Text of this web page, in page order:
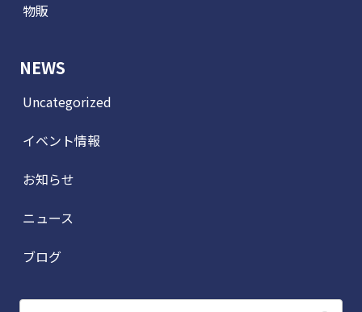
物販
NEWS
Uncategorized
イベント情報
お知らせ
ニュース
ブログ